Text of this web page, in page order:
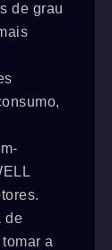
de grau
de
a